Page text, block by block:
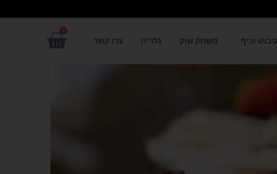
וכיף משחק שוק גלריה צרו קשר
0